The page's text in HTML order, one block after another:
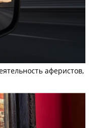
аферистов,